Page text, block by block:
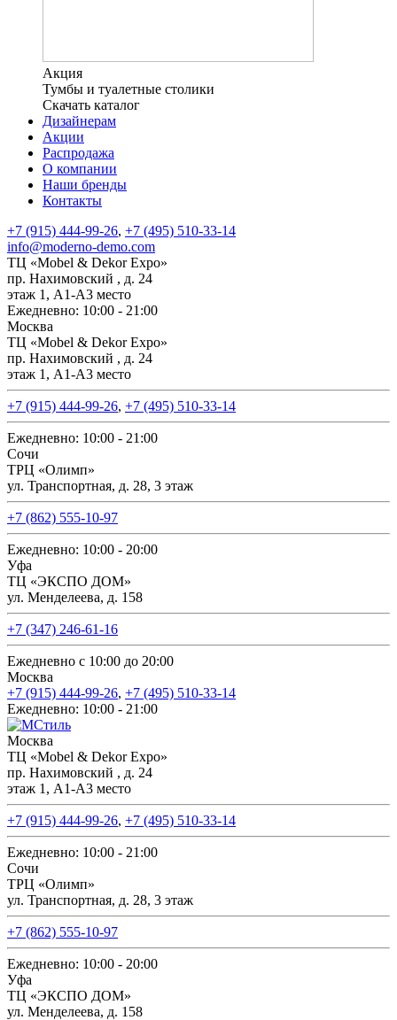
Акция
Тумбы и туалетные столики
Скачать каталог
Дизайнерам
Акции
Распродажа
О компании
Наши бренды
Контакты
+7 (915) 444-99-26, +7 (495) 510-33-14
info@moderno-demo.com
ТЦ «Mobel & Dekor Expo»
пр. Нахимовский , д. 24
этаж 1, А1-А3 место
Ежедневно: 10:00 - 21:00
Москва
ТЦ «Mobel & Dekor Expo»
пр. Нахимовский , д. 24
этаж 1, А1-А3 место
+7 (915) 444-99-26, +7 (495) 510-33-14
Ежедневно: 10:00 - 21:00
Сочи
ТРЦ «Олимп»
ул. Транспортная, д. 28, 3 этаж
+7 (862) 555-10-97
Ежедневно: 10:00 - 20:00
Уфа
ТЦ «ЭКСПО ДОМ»
ул. Менделеева, д. 158
+7 (347) 246-61-16
Ежедневно с 10:00 до 20:00
Москва
+7 (915) 444-99-26, +7 (495) 510-33-14
Ежедневно: 10:00 - 21:00
Москва
ТЦ «Mobel & Dekor Expo»
пр. Нахимовский , д. 24
этаж 1, А1-А3 место
+7 (915) 444-99-26, +7 (495) 510-33-14
Ежедневно: 10:00 - 21:00
Сочи
ТРЦ «Олимп»
ул. Транспортная, д. 28, 3 этаж
+7 (862) 555-10-97
Ежедневно: 10:00 - 20:00
Уфа
ТЦ «ЭКСПО ДОМ»
ул. Менделеева, д. 158